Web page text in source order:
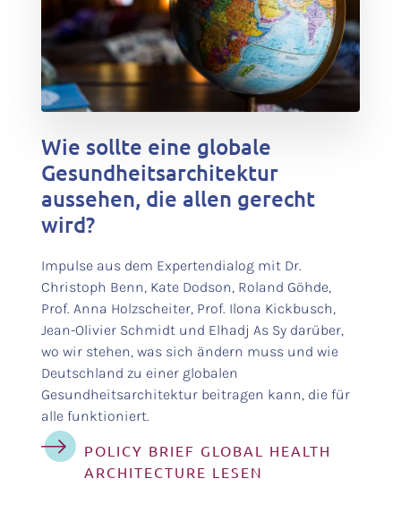
test
Wie sollte eine globale
Gesundheitsarchitektur
aussehen, die allen gerecht
wird?
Impulse aus dem Expertendialog mit Dr.
Christoph Benn, Kate Dodson, Roland Göhde,
Prof. Anna Holzscheiter, Prof. Ilona Kickbusch,
Jean-Olivier Schmidt und Elhadj As Sy darüber,
wo wir stehen, was sich ändern muss und wie
Deutschland zu einer globalen
Gesundheitsarchitektur beitragen kann, die für
alle funktioniert.
POLICY BRIEF GLOBAL HEALTH
ARCHITECTURE LESEN